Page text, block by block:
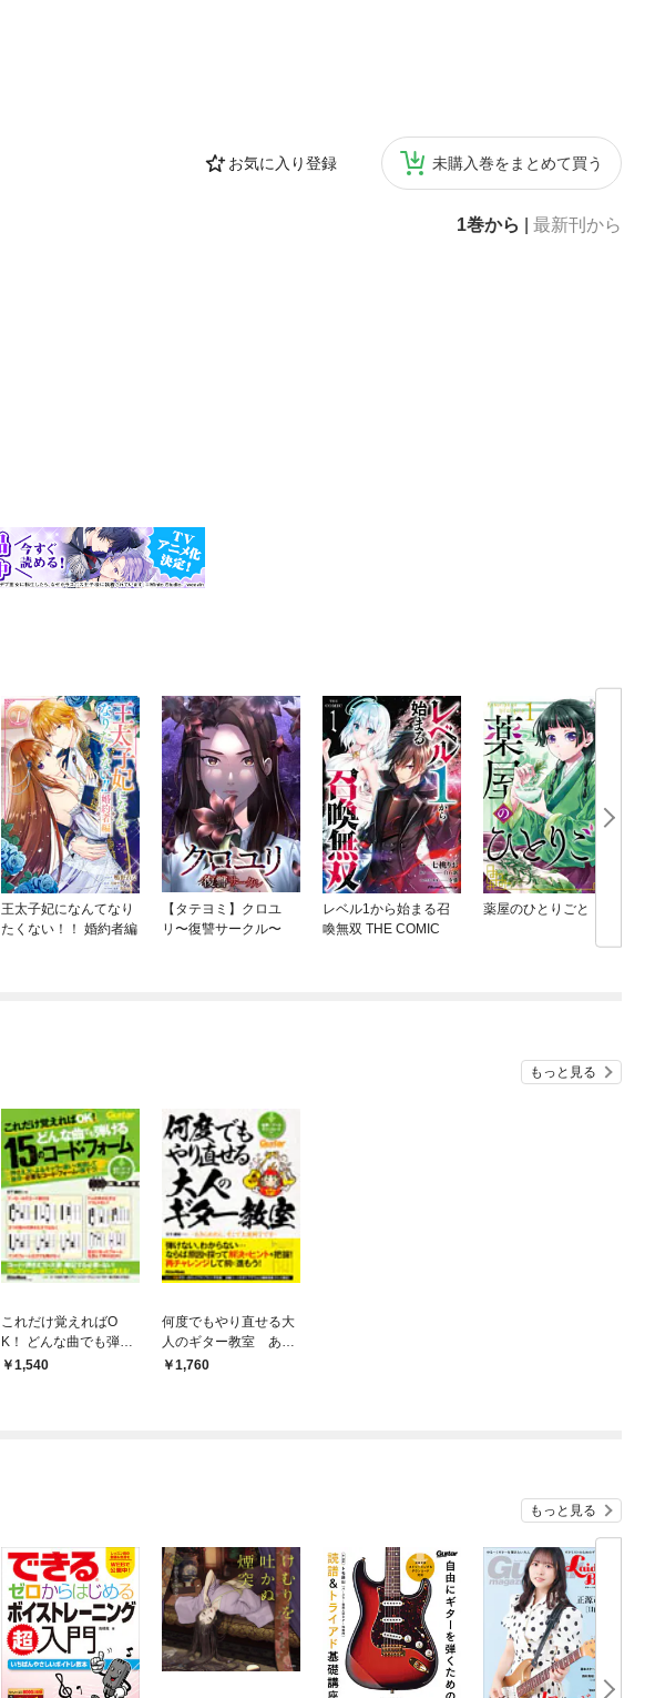
お気に入り登録 未購入巻をまとめて買う
1巻から 最新刊から
王太子妃になんてなり
たくない！！ 婚約者編
【タテヨミ】クロユ
リ〜復讐サークル〜
レベル1から始まる召
喚無双 THE COMIC
薬屋のひとりごと
もっと見る
これだけ覚えればO
K！ どんな曲でも弾け
る15のコード・フォー
1,540
何度でもやり直せる大
人のギター教室 あき
らめたら、そこで上達
1,760
もっと見る